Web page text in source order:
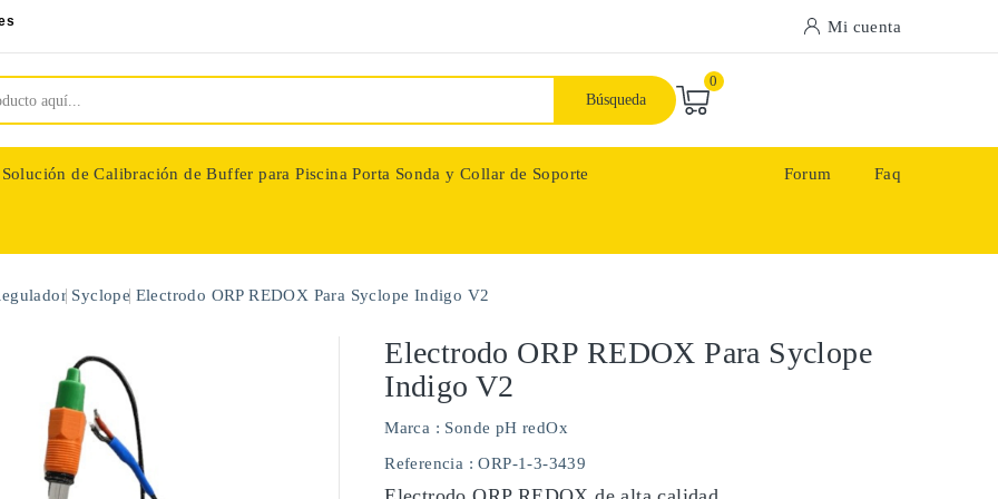
Mi cuenta
Búsqueda
0
Solución de Calibración de Buffer para Piscina Porta Sonda y Collar de Soporte Forum Faq
Syclope Electrodo ORP REDOX Para Syclope Indigo V2
Electrodo ORP REDOX Para Syclope
Indigo V2
Marca : Sonde pH redOx
Referencia : ORP-1-3-3439